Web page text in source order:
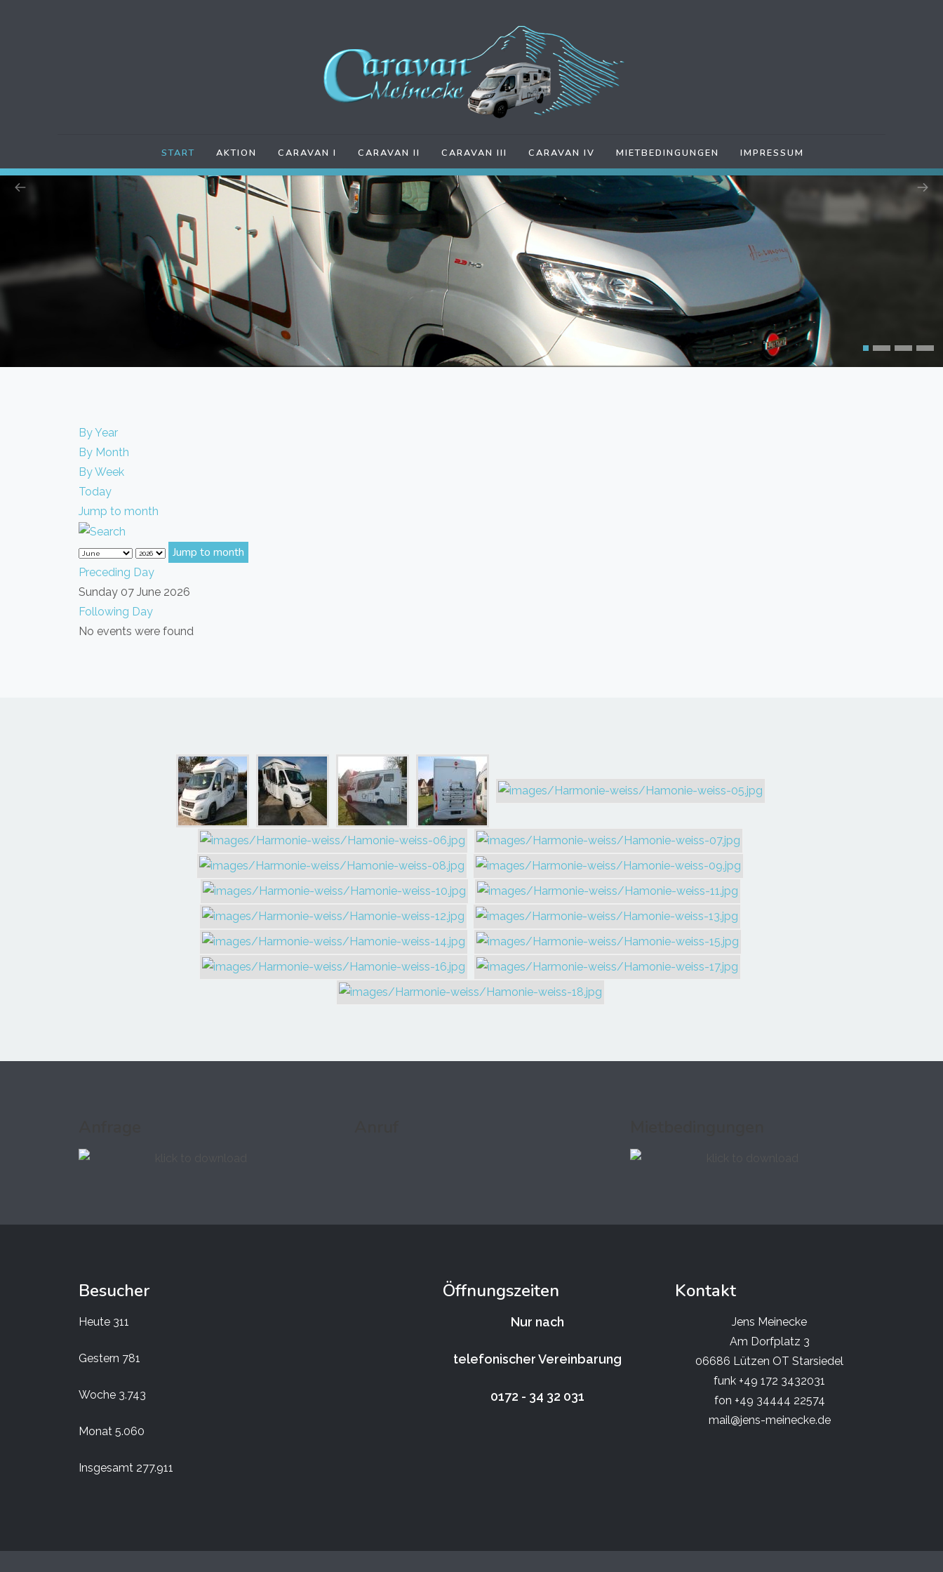
START AKTION CARAVAN I CARAVAN II CARAVAN III CARAVAN IV MIETBEDINGUNGEN IMPRESSUM
By Year
By Month
By Week
Today
Jump to month
Jump to month
Preceding Day
Sunday 07 June 2026
Following Day
No events were found
Besucher
Heute 311
Gestern 781
Woche 3.743
Monat 5.060
Insgesamt 277.911
Öffnungszeiten
Nur nach
telefonischer Vereinbarung
0172 - 34 32 031
Kontakt
Jens Meinecke
Am Dorfplatz 3
06686 Lützen OT Starsiedel
funk +49 172 3432031
fon +49 34444 22574
mail@jens-meinecke.de